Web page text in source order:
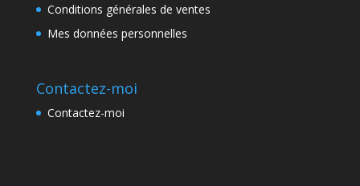
Conditions générales de ventes
Mes données personnelles
Contactez-moi
Contactez-moi